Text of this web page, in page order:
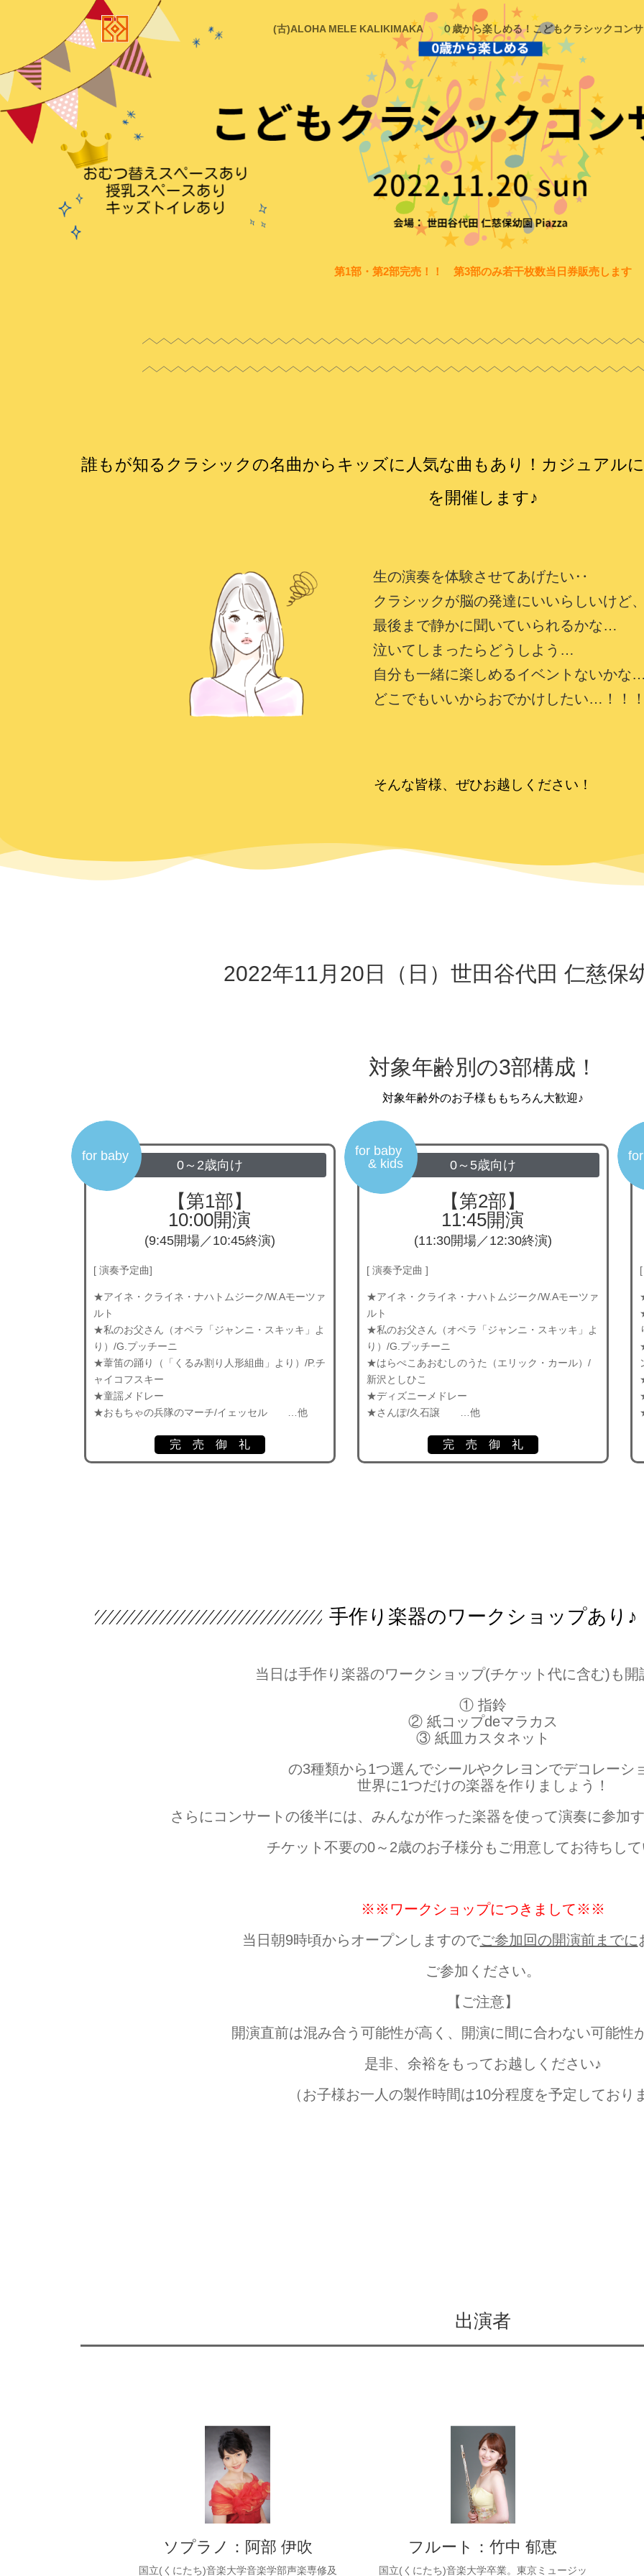
(古)ALOHA MELE KALIKIMAKA ０歳から楽しめる！こどもクラシックコン
第1部・第2部完売！！ 第3部のみ若干枚数当日券販売します
誰もが知るクラシックの名曲からキッズに人気な曲もあり！カジュアル
を開催します♪
生の演奏を体験させてあげたい‥
クラシックが脳の発達にいいらしいけど
最後まで静かに聞いていられるかな…
泣いてしまったらどうしよう…
自分も一緒に楽しめるイベントないかな
どこでもいいからおでかけしたい…！！
そんな皆様、ぜひお越しください！
2022年11月20日（日）世田谷代田 仁慈保
対象年齢別の3部構成！
対象年齢外のお子様ももちろん大歓迎♪
for baby
0～2歳向け
【第1部】
10:00開演
(9:45開場／10:45終演)
[ 演奏予定曲]
★アイネ・クライネ・ナハトムジーク/W.Aモーツァ
ルト
★私のお父さん（オペラ「ジャンニ・スキッキ」よ
り）/G.プッチーニ
★葦笛の踊り（「くるみ割り人形組曲」より）/P.チ
ャイコフスキー
★童謡メドレー
★おもちゃの兵隊のマーチ/イェッセル …他
完 売 御 礼
for baby
& kids
0～5歳向け
【第2部】
11:45開演
(11:30開場／12:30終演)
[ 演奏予定曲 ]
★アイネ・クライネ・ナハトムジーク/W.Aモーツァ
ルト
★私のお父さん（オペラ「ジャンニ・スキッキ」よ
り）/G.プッチーニ
★はらぺこあおむしのうた（エリック・カール）/
新沢としひこ
★ディズニーメドレー
★さんぽ/久石譲…他
完 売 御 礼
手作り楽器のワークショップあり♪
当日は手作り楽器のワークショップ(チケット代に含む)も開
① 指鈴
② 紙コップdeマラカス
③ 紙皿カスタネット
の3種類から1つ選んでシールやクレヨンでデコレーシ
世界に1つだけの楽器を作りましょう！
さらにコンサートの後半には、みんなが作った楽器を使って演奏に参加
チケット不要の0～2歳のお子様分もご用意してお待ちし
※※ワークショップにつきまして※※
当日朝9時頃からオープンしますのでご参加回の開演前までに
ご参加ください。
【ご注意】
開演直前は混み合う可能性が高く、開演に間に合わない可能性
是非、余裕をもってお越しください♪
（お子様お一人の製作時間は10分程度を予定しており
出演者
ソプラノ：阿部 伊吹
国立(くにたち)音楽大学音楽学部声楽専修及
フルート：竹中 郁恵
国立(くにたち)音楽大学卒業。東京ミュージッ